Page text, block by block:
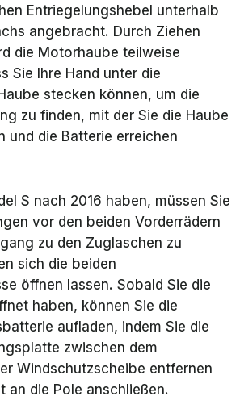
Entriegelungshebel unterhalb
angebracht. Durch Ziehen
die Motorhaube teilweise
Sie Ihre Hand unter die
stecken können, um die
zu finden, mit der Sie die Haube
und die Batterie erreichen
S nach 2016 haben, müssen Sie
vor den beiden Vorderrädern
zu den Zuglaschen zu
sich die beiden
öffnen lassen. Sobald Sie die
haben, können Sie die
aufladen, indem Sie die
zwischen dem
Windschutzscheibe entfernen
an die Pole anschließen.